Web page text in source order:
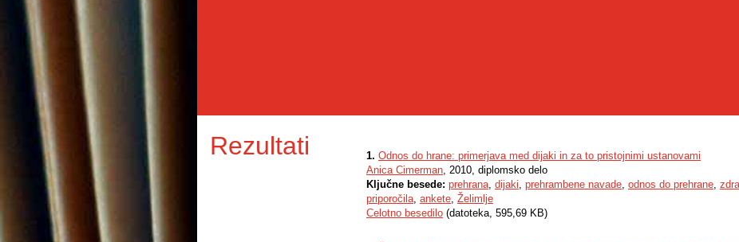
Rezultati
1. Odnos do hrane: primerjava med dijaki in za to pristojnimi ustanovami
Anica Cimerman, 2010, diplomsko delo
Ključne besede: prehrana, dijaki, prehrambene navade, odnos do prehrane,
priporočila, ankete, Želimlje
Celotno besedilo (datoteka, 595,69 KB)